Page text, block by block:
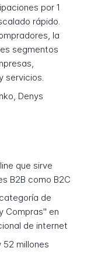
por 1
rápido.
la
segmentos
servicios.
Denys
que sirve
B2B como B2C
de
Compras" en
de internet
52 millones